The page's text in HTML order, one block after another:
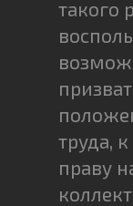
такого
труда,
праву